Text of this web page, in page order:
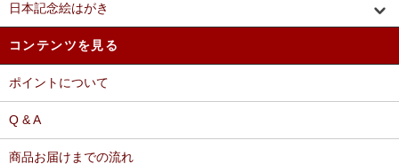
日本記念絵はがき
コンテンツを見る
ポイントについて
Q & A
商品お届けまでの流れ